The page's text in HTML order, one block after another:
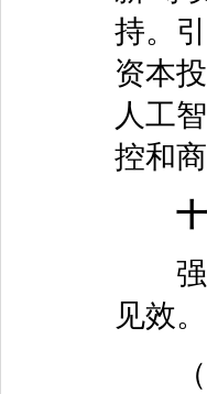
持。
资本
人工
控和
强化
见效。
（二